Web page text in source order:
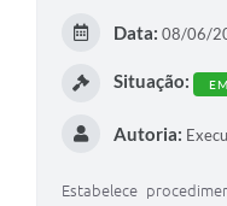
Data: 08/06/
Situação:
Autoria:
Estabelece